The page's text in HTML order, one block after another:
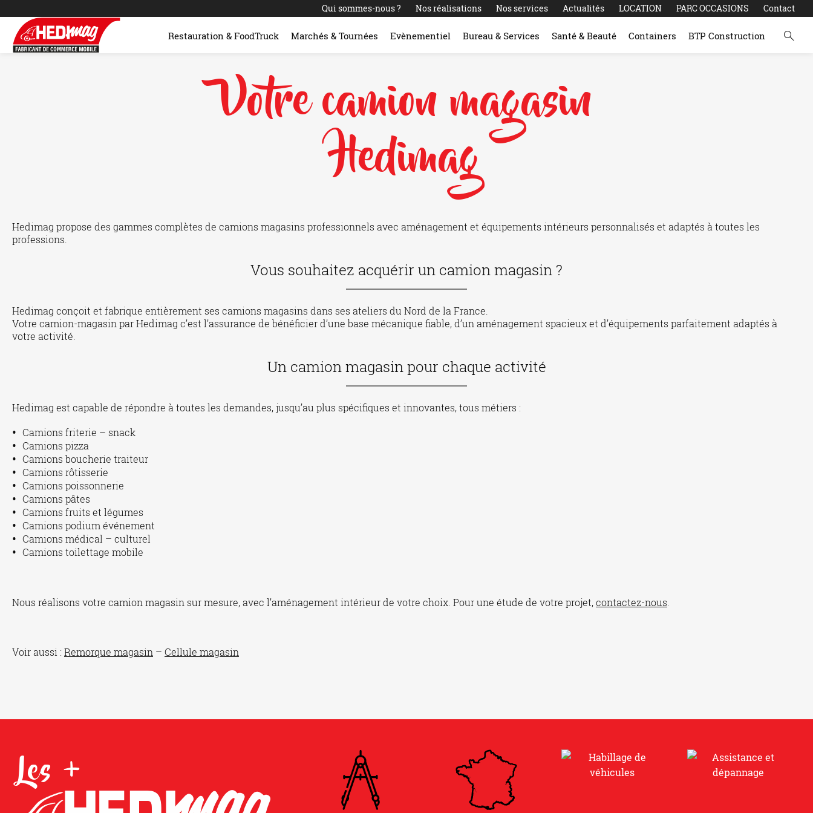
Qui sommes-nous ? Nos réalisations Nos services Actualités LOCATION PARC OCCASIONS Contact
Restauration & FoodTruck Marchés & Tournées Evènementiel Bureau & Services Santé & Beauté Containers BTP Construction
Votre camion magasin
Hedimag
Hedimag propose des gammes complètes de camions magasins professionnels avec aménagement et équipements intérieurs personnalisés et adaptés à toutes les
professions.
Vous souhaitez acquérir un camion magasin ?
Hedimag conçoit et fabrique entièrement ses camions magasins dans ses ateliers du Nord de la France.
Votre camion-magasin par Hedimag c’est l’assurance de bénéficier d’une base mécanique fiable, d’un aménagement spacieux et d’équipements parfaitement adaptés à
votre activité.
Un camion magasin pour chaque activité
Hedimag est capable de répondre à toutes les demandes, jusqu’au plus spécifiques et innovantes, tous métiers :
Camions friterie – snack
Camions pizza
Camions boucherie traiteur
Camions rôtisserie
Camions poissonnerie
Camions pâtes
Camions fruits et légumes
Camions podium événement
Camions médical – culturel
Camions toilettage mobile
Nous réalisons votre camion magasin sur mesure, avec l’aménagement intérieur de votre choix. Pour une étude de votre projet,contactez-nous
Voir aussi : Remorque magasin – Cellule magasin
Les +